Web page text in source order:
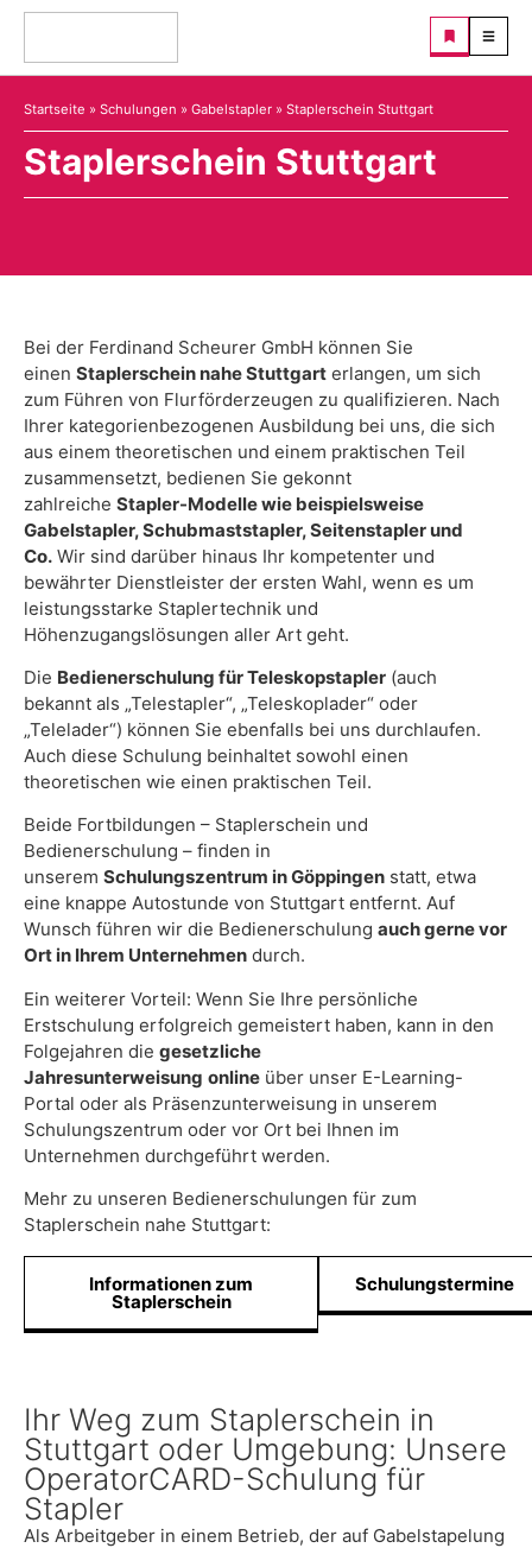
Startseite » Schulungen » Gabelstapler » Staplerschein Stuttgart
Staplerschein Stuttgart
Bei der Ferdinand Scheurer GmbH können Sie
einen Staplerschein nahe Stuttgart erlangen, um sich
zum Führen von Flurförderzeugen zu qualifizieren. Nach
Ihrer kategorienbezogenen Ausbildung bei uns, die sich
aus einem theoretischen und einem praktischen Teil
zusammensetzt, bedienen Sie gekonnt
zahlreiche Stapler-Modelle wie beispielsweise
Gabelstapler, Schubmaststapler, Seitenstapler und
Co. Wir sind darüber hinaus Ihr kompetenter und
bewährter Dienstleister der ersten Wahl, wenn es um
leistungsstarke Staplertechnik und
Höhenzugangslösungen aller Art geht.
Die Bedienerschulung für Teleskopstapler (auch
bekannt als „Telestapler“, „Teleskoplader“ oder
„Telelader“) können Sie ebenfalls bei uns durchlaufen.
Auch diese Schulung beinhaltet sowohl einen
theoretischen wie einen praktischen Teil.
Beide Fortbildungen – Staplerschein und
Bedienerschulung – finden in
unserem Schulungszentrum in Göppingen statt, etwa
eine knappe Autostunde von Stuttgart entfernt. Auf
Wunsch führen wir die Bedienerschulung auch gerne vor
Ort in Ihrem Unternehmen durch.
Ein weiterer Vorteil: Wenn Sie Ihre persönliche
Erstschulung erfolgreich gemeistert haben, kann in den
Folgejahren die gesetzliche
Jahresunterweisung online über unser E-Learning-
Portal oder als Präsenzunterweisung in unserem
Schulungszentrum oder vor Ort bei Ihnen im
Unternehmen durchgeführt werden.
Mehr zu unseren Bedienerschulungen für zum
Staplerschein nahe Stuttgart:
Informationen zum
Staplerschein
Schulungstermine
Ihr Weg zum Staplerschein in
Stuttgart oder Umgebung: Unsere
OperatorCARD-Schulung für
Stapler
Als Arbeitgeber in einem Betrieb, der auf Gabelstapelung